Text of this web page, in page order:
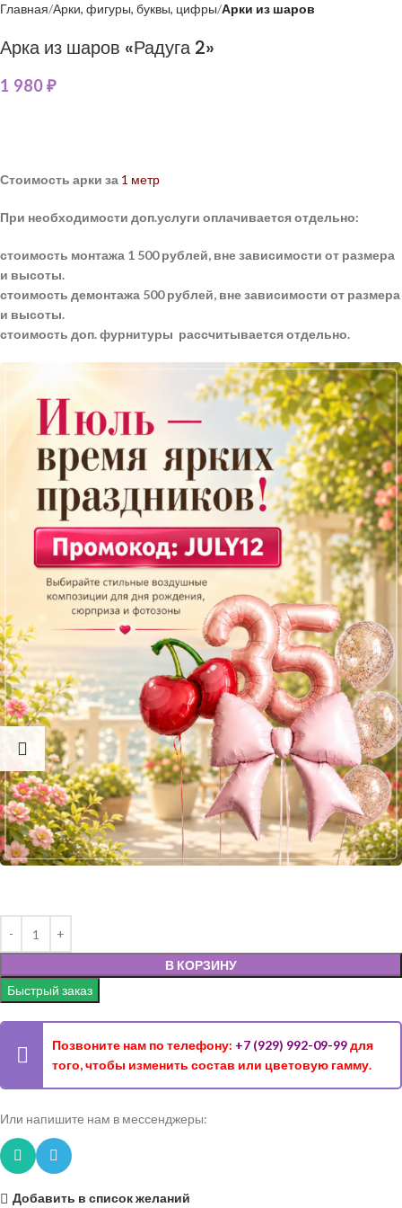
Главная Арки, фигуры, буквы, цифры Арки из шаров
Арка из шаров «Радуга 2»
1 980₽
Стоимость арки за 1 метр
При необходимости доп.услуги оплачивается отдельно:
стоимость монтажа 1 500 рублей, вне зависимости от размера
и высоты.
стоимость демонтажа 500 рублей, вне зависимости от размера
и высоты.
стоимость доп. фурнитуры рассчитывается отдельно.
В КОРЗИНУ
Быстрый заказ
Позвоните нам по телефону: +7 (929) 992-09-99для
того, чтобы изменить состав или цветовую гамму.
Или напишите нам в мессенджеры:
Добавить в список желаний